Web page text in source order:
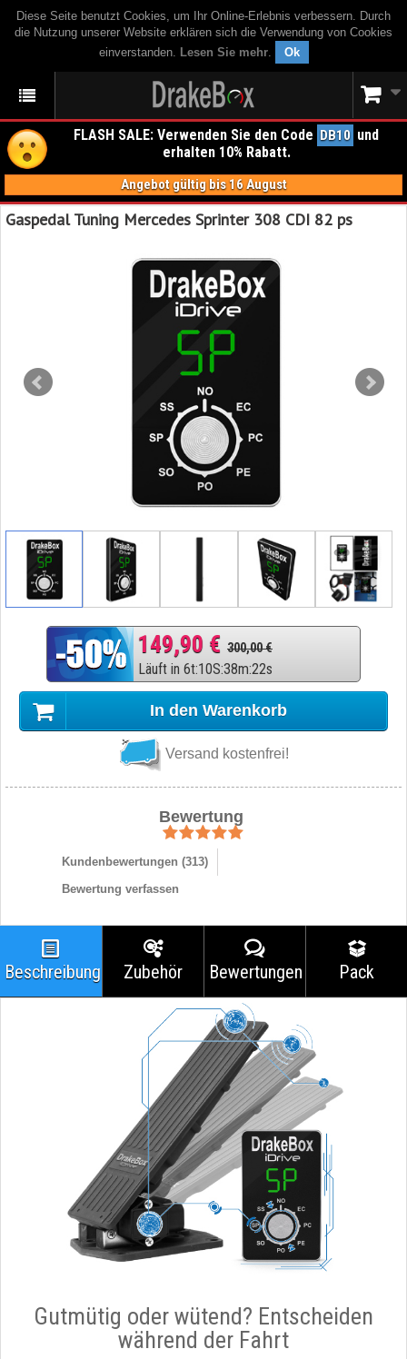
Diese Seite benutzt Cookies, um Ihr Online-Erlebnis verbessern. Durch
die Nutzung unserer Website erklären sich die Verwendung von Cookies
einverstanden. Lesen Sie mehr. Ok
FLASH SALE: Verwenden Sie den Code DB10 und
erhalten 10% Rabatt.
Angebot gültig bis 16 August
Gaspedal Tuning Mercedes Sprinter 308 CDI 82 ps
149,90 € 300,00 €
Läuft in 6t:10S:38m:21s
In den Warenkorb
Versand kostenfrei!
Bewertung
Kundenbewertungen (313)
Bewertung verfassen
Beschreibung Zubehör Bewertungen Pack
Gutmütig oder wütend? Entscheiden
während der Fahrt